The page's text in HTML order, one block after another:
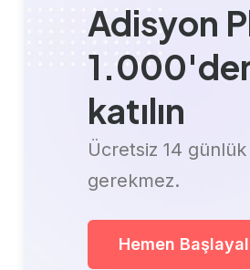
Adisyon
katılın
Ücretsiz 14
gerekmez.
Hemen